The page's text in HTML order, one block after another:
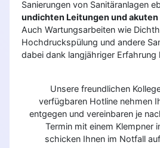
Sanierungen von Sanitäranlagen
undichten Leitungen und
Auch Wartungsarbeiten wie
Hochdruckspülung und andere
dabei dank langjähriger Erfahrung
Unsere freundlichen
verfügbaren Hotline nehmen
entgegen und vereinbaren je
Termin mit einem Klempner
schicken Ihnen im Notfall